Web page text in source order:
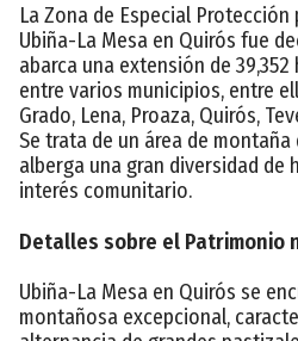
La Zona de Especial Protección
Ubiña-La Mesa en Quirós fue
abarca una extensión de
entre varios municipios, entre
Grado, Lena, Proaza, Quirós,
Se trata de un área de
alberga una gran diversidad de
interés comunitario.
Detalles sobre el Patrimonio
Ubiña-La Mesa en Quirós se
montañosa excepcional,